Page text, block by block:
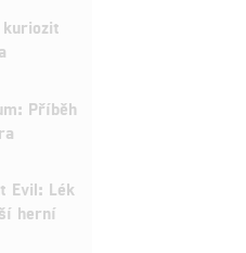
kuriozit
Příběh
Evil: Lék
herní